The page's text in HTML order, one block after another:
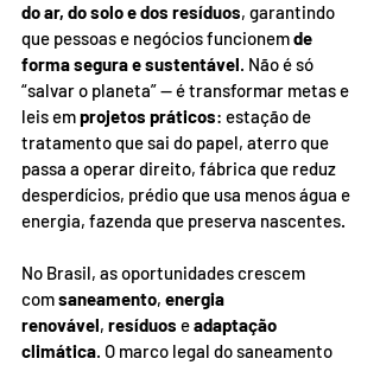
do ar, do solo e dos resíduos, garantindo
que pessoas e negócios funcionem de
forma segura e sustentável. Não é só
“salvar o planeta” — é transformar metas e
leis em projetos práticos: estação de
tratamento que sai do papel, aterro que
passa a operar direito, fábrica que reduz
desperdícios, prédio que usa menos água e
energia, fazenda que preserva nascentes.
No Brasil, as oportunidades crescem
com saneamento, energia
renovável, resíduos e adaptação
climática. O marco legal do saneamento